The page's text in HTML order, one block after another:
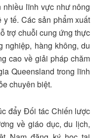
nhiều lĩnh vực như nông
tế. Các sản phẩm xuất
trợ chuỗi cung ứng thực
nghiệp, hàng không, du
cao về giải pháp chăm
Queensland trong lĩnh
chuyên biệt.
đẩy Đối tác Chiến lược
về giáo dục, du lịch,